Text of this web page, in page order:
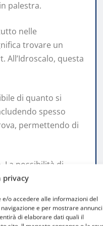
privacy
o accedere alle informazioni del
e per mostrare
di elaborare dati quali il
palestra.
nelle
trovare un
All’Idroscalo, questa
di quanto si
spesso
permettendo di
La possibilità di
il benessere
persone a questa